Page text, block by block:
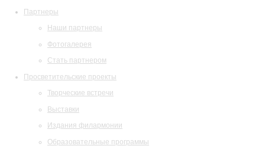
Партнеры
Наши партнеры
Фотогалерея
Стать партнером
Просветительские проекты
Творческие встречи
Выставки
Издания филармонии
Образовательные программы